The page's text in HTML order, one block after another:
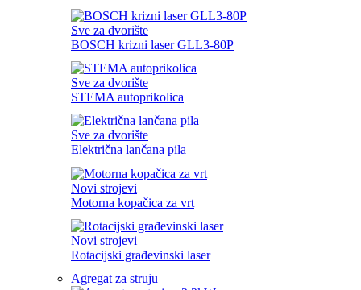
Sve za dvorište
BOSCH krizni laser GLL3-80P
Sve za dvorište
STEMA autoprikolica
Sve za dvorište
Električna lančana pila
Novi strojevi
Motorna kopačica za vrt
Novi strojevi
Rotacijski građevinski laser
Agregat za struju